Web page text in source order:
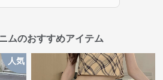
ムのおすすめアイテム
人気